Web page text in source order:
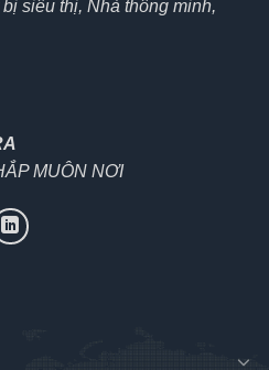
siêu thị, Nhà thông minh,
MUÔN NƠI